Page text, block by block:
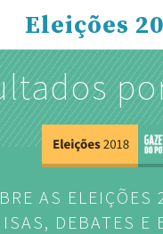
Eleições
AS
DEBATES E